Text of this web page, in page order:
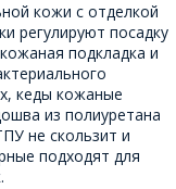
кожи с отделкой
регулируют посадку
подкладка и
кеды кожаные
из полиуретана
не скользит и
подходят для